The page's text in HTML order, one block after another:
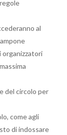
al
del circolo per
come agli
di indossare